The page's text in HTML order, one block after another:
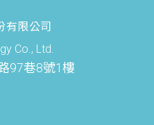
有限公司
Co., Ltd.
97巷8號1樓